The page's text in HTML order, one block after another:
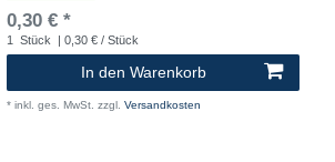
0,30 € *
1 Stück | 0,30 € / Stück
In den Warenkorb
* inkl. ges. MwSt. zzgl. Versandkosten